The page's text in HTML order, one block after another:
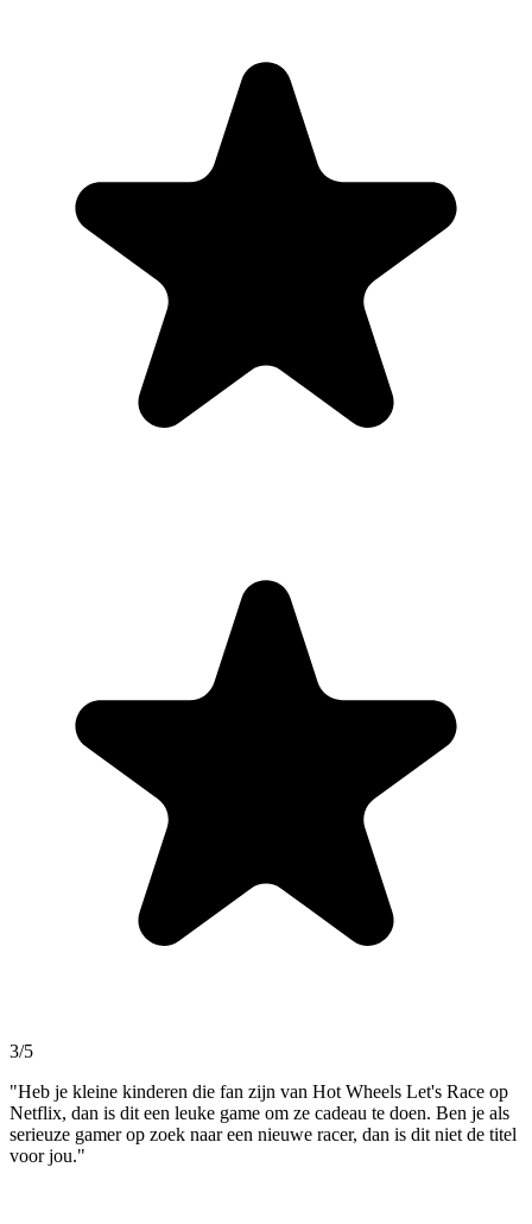
3/5
"Heb je kleine kinderen die fan zijn van Hot Wheels Let's Race op
Netflix, dan is dit een leuke game om ze cadeau te doen. Ben je als
serieuze gamer op zoek naar een nieuwe racer, dan is dit niet de titel
voor jou."